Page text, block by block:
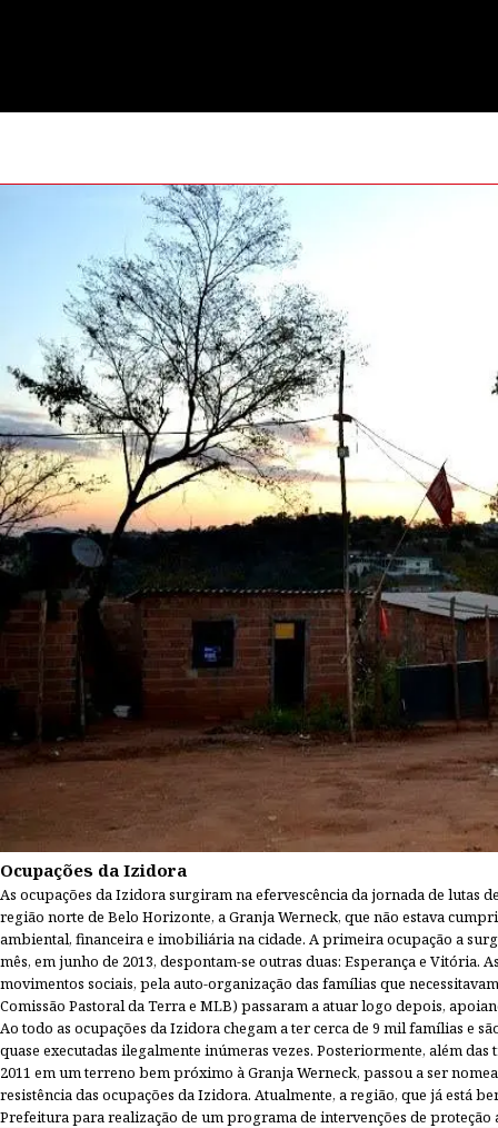
Ocupações da Izidora
As ocupações da Izidora surgiram na efervescência da jornada de lutas
região norte de Belo Horizonte, a Granja Werneck, que não estava
ambiental, financeira e imobiliária na cidade. A primeira ocupação a
mês, em junho de 2013, despontam-se outras duas: Esperança e Vitória.
movimentos sociais, pela auto-organização das famílias que
Comissão Pastoral da Terra e MLB) passaram a atuar logo depois,
Ao todo as ocupações da Izidora chegam a ter cerca de 9 mil famílias e
quase executadas ilegalmente inúmeras vezes. Posteriormente, além
2011 em um terreno bem próximo à Granja Werneck, passou a ser
resistência das ocupações da Izidora. Atualmente, a região, que já está
Prefeitura para realização de um programa de intervenções de